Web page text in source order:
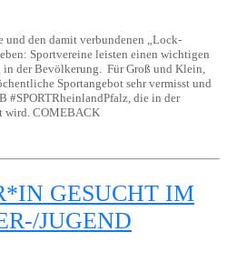
und den damit verbundenen „Lock-
Sportvereine leisten einen wichtigen
in der Bevölkerung. Für Groß und Klein,
Sportangebot sehr vermisst und
#SPORTRheinlandPfalz, die in der
wird. COMEBACK
GESUCHT IM
JUGEND